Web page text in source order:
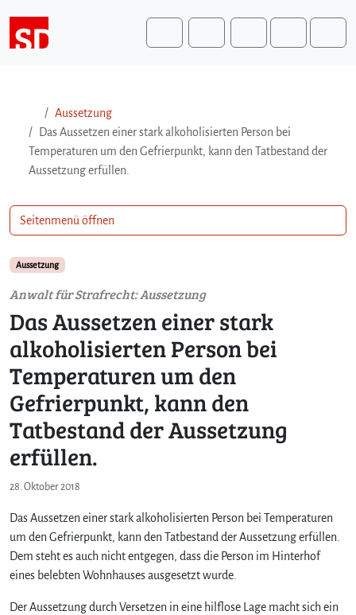
Search
Aussetzung
Das Aussetzen einer stark alkoholisierten Person bei
Temperaturen um den Gefrierpunkt, kann den Tatbestand der
Aussetzung erfüllen.
Aussetzung
Anwalt für Strafrecht: Aussetzung
Das Aussetzen einer stark
alkoholisierten Person bei
Temperaturen um den
Gefrierpunkt, kann den
Tatbestand der Aussetzung
erfüllen.
28. Oktober 2018
Das Aussetzen einer stark alkoholisierten Person bei Temperaturen
um den Gefrierpunkt, kann den Tatbestand der Aussetzung erfüllen.
Dem steht es auch nicht entgegen, dass die Person im Hinterhof
eines belebten Wohnhauses ausgesetzt wurde.
Der Aussetzung durch Versetzen in eine hilflose Lage macht sich ein
Seitenmenü öffnen